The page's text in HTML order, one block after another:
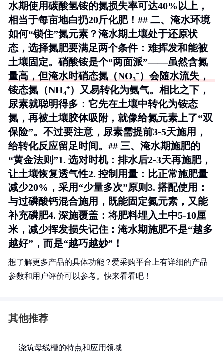
水期使用碳酸氢铵的氮损失率可达40%以上，
相当于每亩地白扔20斤化肥！## 二、淹水环境
如何“锁住”氮元素？淹水期土壤处于还原状
态，选择氮肥要满足两个条件： 难挥发和能被
土壤固定。硝酸铵是个“两面派”——虽然含氮
量高，但淹水时硝态氮（NO₃⁻）会随水流失，
铵态氮（NH₄⁺）又易转化为氨气。相比之下，
尿素就聪明得多：它先在土壤中转化为铵态
氮，再被土壤胶体吸附，就像给氮元素上了“双
保险”。不过要注意，尿素需提前3-5天施用，
给转化反应留足时间。## 三、淹水期施肥的
“黄金法则”1. 选对时机：排水后2-3天再施肥，
让土壤恢复透气性2. 控制用量 ：比正常施肥量
减少20%，采用“少量多次”原则3. 搭配使用 ：
与过磷酸钙混合施用，既能固定氮元素，又能
补充磷肥4. 深施覆盖 ：将肥料埋入土中5-10厘
米，减少挥发损失记住：淹水期施肥不是“越多
越好”，而是“越巧越妙”！
想了解更多产品的具体功能？爱采购平台上有详细的产品
参数和用户评价可以参考。快来看看吧！
其他推荐
浇筑母线槽的特点和应用领域